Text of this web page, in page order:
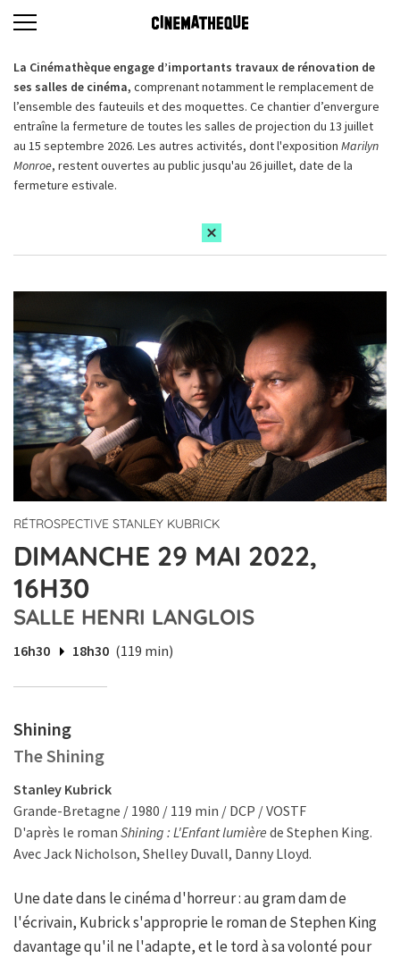
La Cinémathèque engage d’importants travaux de rénovation de
ses salles de cinéma, comprenant notamment le remplacement de
l’ensemble des fauteuils et des moquettes. Ce chantier d’envergure
entraîne la fermeture de toutes les salles de projection du 13 juillet
au 15 septembre 2026. Les autres activités, dont l'exposition Marilyn
Monroe, restent ouvertes au public jusqu'au 26 juillet, date de la
fermeture estivale.
RÉTROSPECTIVE STANLEY KUBRICK
DIMANCHE 29 MAI 2022,
16H30
SALLE HENRI LANGLOIS
16h30 18h30 (119 min)
Shining
The Shining
Stanley Kubrick
Grande-Bretagne / 1980 / 119 min / DCP / VOSTF
D'après le roman Shining : L'Enfant lumière de Stephen King.
Avec Jack Nicholson, Shelley Duvall, Danny Lloyd.
Une date dans le cinéma d'horreur : au gram dam de
l'écrivain, Kubrick s'approprie le roman de Stephen King
davantage qu'il ne l'adapte, et le tord à sa volonté pour